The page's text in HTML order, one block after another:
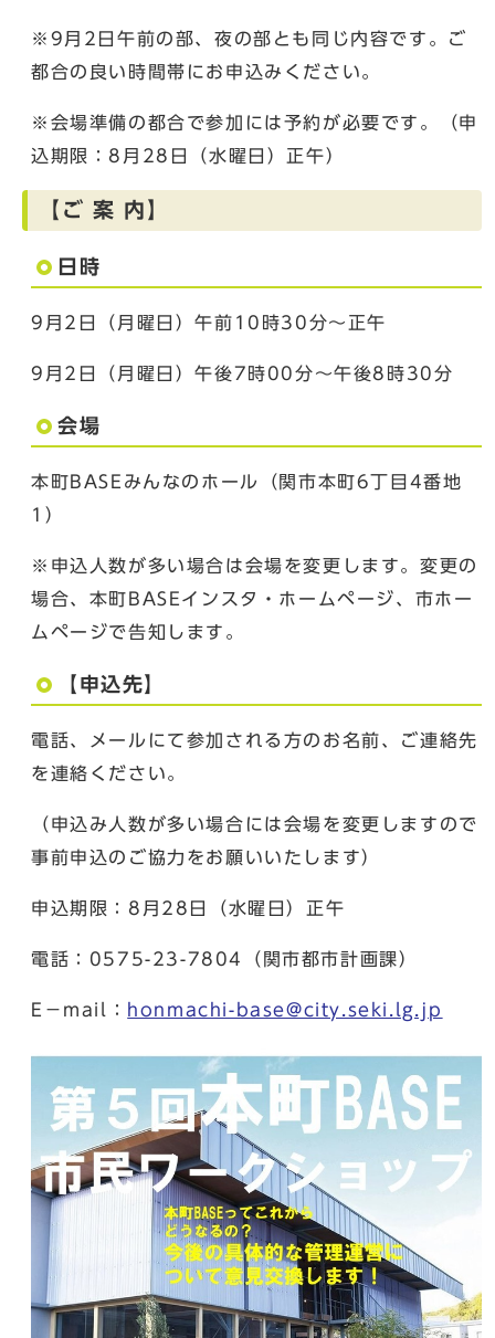
※9月2日午前の部、夜の部とも同じ内容です。ご
都合の良い時間帯にお申込みください。
※会場準備の都合で参加には予約が必要です。（申
込期限：8月28日（水曜日）正午）
【ご 案 内】
日時
9月2日（月曜日）午前10時30分～正午
9月2日（月曜日）午後7時00分～午後8時30分
会場
本町BASEみんなのホール（関市本町6丁目4番地
1）
※申込人数が多い場合は会場を変更します。変更の
場合、本町BASEインスタ・ホームページ、市ホー
ムページで告知します。
【申込先】
電話、メールにて参加される方のお名前、ご連絡先
を連絡ください。
（申込み人数が多い場合には会場を変更しますので
事前申込のご協力をお願いいたします）
申込期限：8月28日（水曜日）正午
電話：0575-23-7804（関市都市計画課）
E－mail： honmachi-base@city.seki.lg.jp